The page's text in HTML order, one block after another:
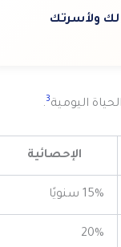
لك ولأسرتك
3
.
الإحصائية
15% سنويًا
20%